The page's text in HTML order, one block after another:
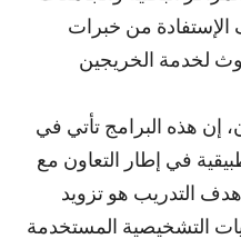
الإستفادة من خبرات
لخدمة الخريجين
إن هذه البرامج تأتي في
في إطار التعاون مع
التدريب هو تزويد
التشخيصية المستخدمة